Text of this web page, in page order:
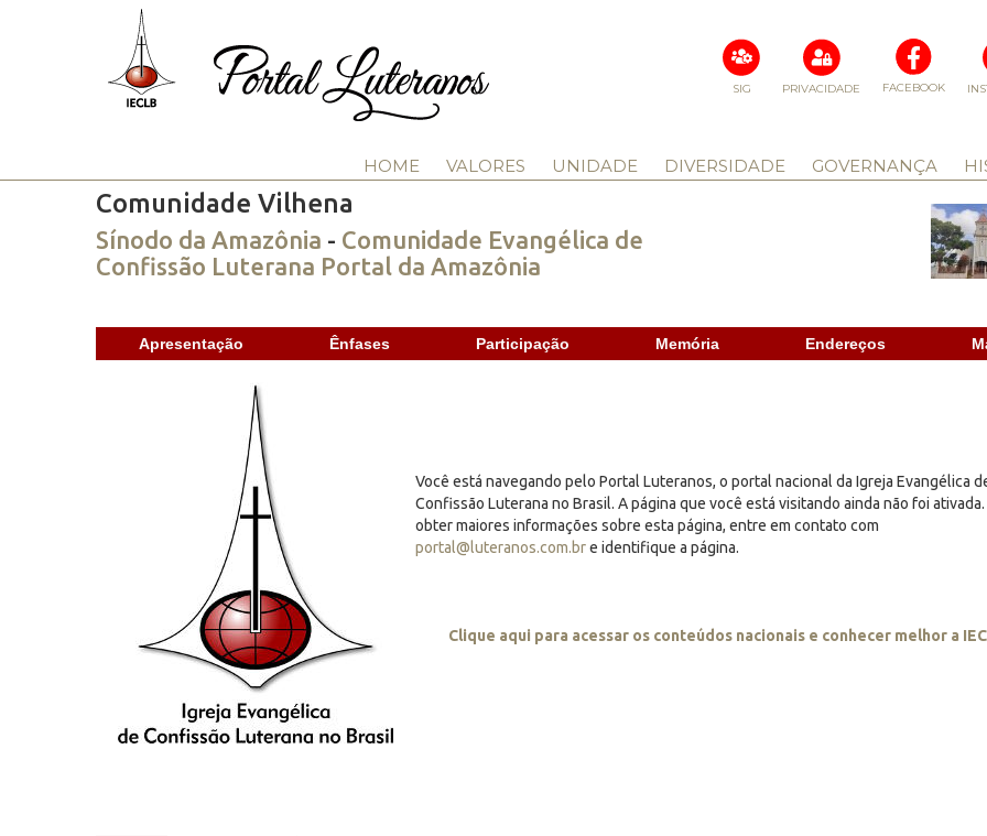
FACEBOOK
PRIVACIDADE
SIG
HOME VALORES UNIDADE DIVERSIDADE GOVERNANÇA
Comunidade Vilhena
Sínodo da Amazônia - Comunidade Evangélica de
Confissão Luterana Portal da Amazônia
Apresentação Ênfases Participação Memória Endereços
Você está navegando pelo Portal Luteranos, o portal nacional da Igreja Evangélica
Confissão Luterana no Brasil. A página que você está visitando ainda não foi ativada.
obter maiores informações sobre esta página, entre em contato com
portal@luteranos.com.bre identifique a página.
Clique aqui para acessar os conteúdos nacionais e conhecer melhor a